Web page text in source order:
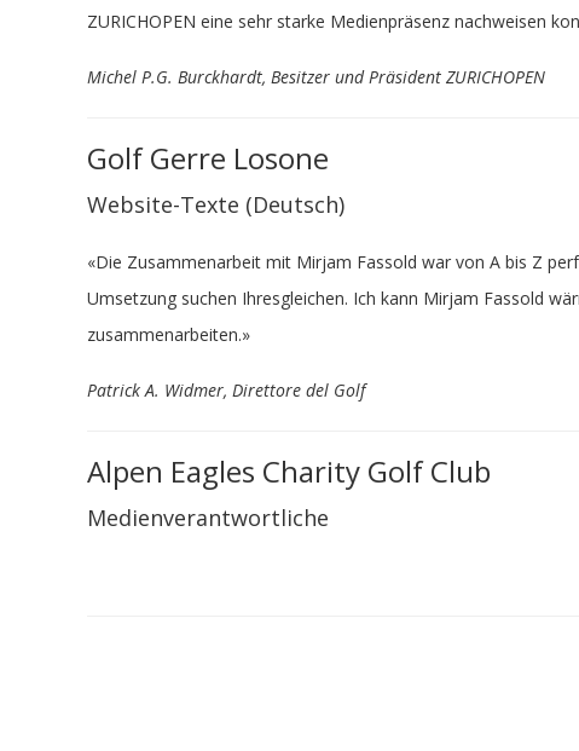
ZURICHOPEN eine sehr starke Medienpräsenz nachweisen
Michel P.G. Burckhardt, Besitzer und Präsident ZURICHOPEN
Golf Gerre Losone
Website-Texte (Deutsch)
«Die Zusammenarbeit mit Mirjam Fassold war von A bis Z
Umsetzung suchen Ihresgleichen. Ich kann Mirjam Fassold
zusammenarbeiten.»
Patrick A. Widmer, Direttore del Golf
Alpen Eagles Charity Golf Club
Medienverantwortliche